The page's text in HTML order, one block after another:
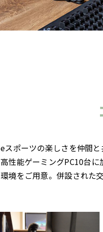
eスポーツの楽しさを仲間と
高性能ゲーミングPC10台
環境をご用意。併設された